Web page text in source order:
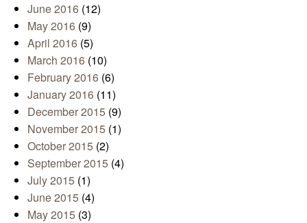
June 2016 (12)
May 2016 (9)
April 2016 (5)
March 2016 (10)
February 2016 (6)
January 2016 (11)
December 2015 (9)
November 2015 (1)
October 2015 (2)
September 2015 (4)
July 2015 (1)
June 2015 (4)
May 2015 (3)